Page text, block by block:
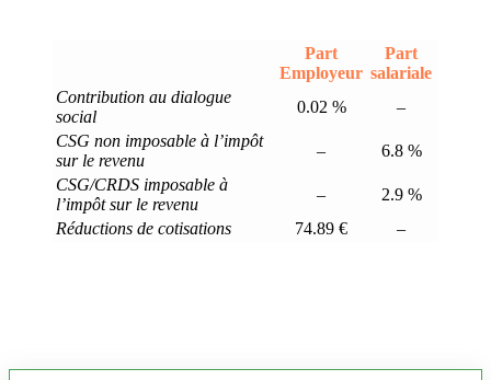
Part
Employeur
Part
salariale
Contribution au dialogue
social
0.02 %
–
CSG non imposable à l’impôt
sur le revenu
–
6.8 %
CSG/CRDS imposable à
l’impôt sur le revenu
–
2.9 %
Réductions de cotisations
74.89 € –